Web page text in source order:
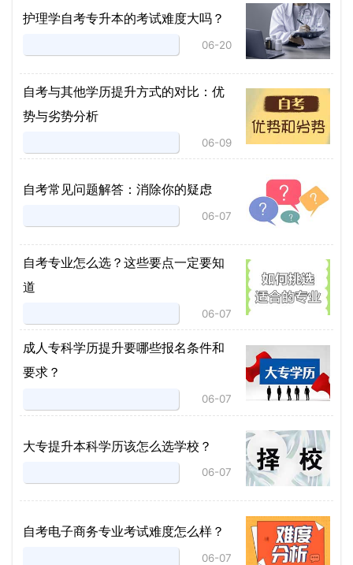
护理学自考专升本的考试难度大吗？
06-20
自考与其他学历提升方式的对比：优
势与劣势分析
06-09
自考常见问题解答：消除你的疑虑
06-07
自考专业怎么选？这些要点一定要知
道
06-07
成人专科学历提升要哪些报名条件和
要求？
06-07
大专提升本科学历该怎么选学校？
06-07
自考电子商务专业考试难度怎么样？
06-07